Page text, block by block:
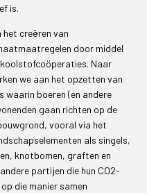
is.
het creëren van
door middel
Naar
we aan het opzetten van
boeren (en andere
gaan richten op de
vooral via het
als singels,
knotbomen, graften en
partijen die hun CO2-
die manier samen